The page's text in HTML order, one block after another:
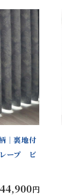
｜裏地付
ープ ビ
44,900円